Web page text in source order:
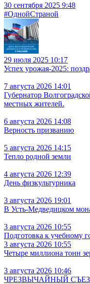
30 сентября 2025 9:48
#ОднойСтраной
29 июля 2025 10:17
Успех урожая-2025:
7 августа 2026 14:01
Губернатор
местных жителей.
6 августа 2026 14:08
Верность призванию
5 августа 2026 14:15
Тепло родной земли
4 августа 2026 12:39
День физкультурника
3 августа 2026 19:01
В Усть‑Медведицком
3 августа 2026 10:55
Подготовка к учебному
3 августа 2026 10:55
Четыре миллиона тонн
3 августа 2026 10:46
ЧРЕЗВЫЧАЙНЫЙ